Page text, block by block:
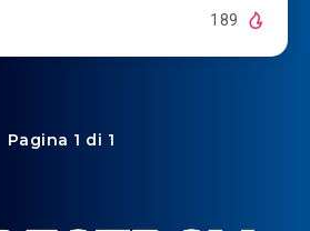
189
Pagina 1 di 1